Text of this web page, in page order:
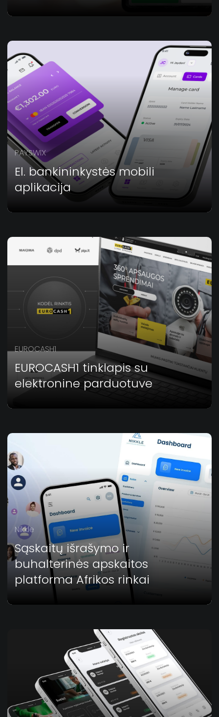
PAYSWIX
El. bankininkystės mobili
aplikacija
EUROCASH1
EUROCASH1 tinklapis su
elektronine parduotuve
Nikkle
Sąskaitų išrašymo ir
buhalterinės apskaitos
platforma Afrikos rinkai